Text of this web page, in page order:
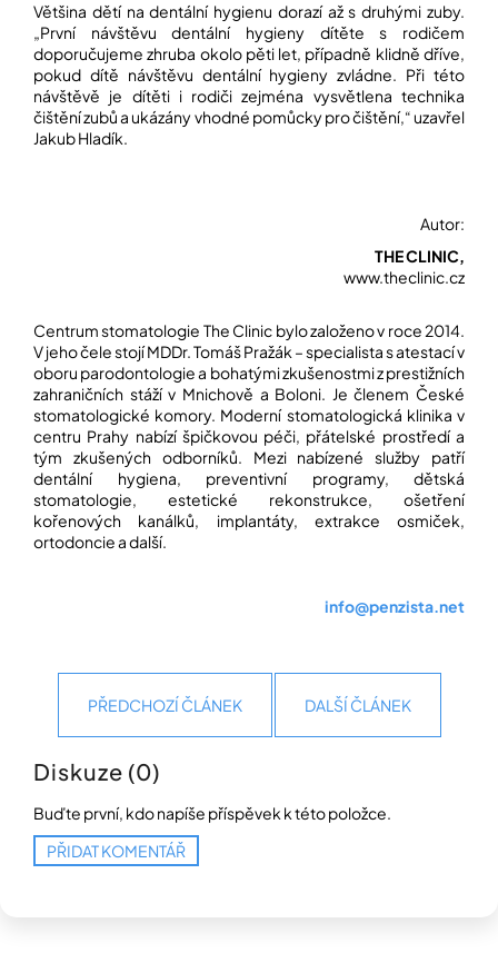
Většina dětí na dentální hygienu dorazí až s druhými zuby.
„První návštěvu dentální hygieny dítěte s rodičem
doporučujeme zhruba okolo pěti let, případně klidně dříve,
pokud dítě návštěvu dentální hygieny zvládne. Při této
návštěvě je dítěti i rodiči zejména vysvětlena technika
čištění zubů a ukázány vhodné pomůcky pro čištění,“ uzavřel
Jakub Hladík.
Autor:
THE CLINIC,
www.theclinic.cz
Centrum stomatologie The Clinic bylo založeno v roce 2014.
V jeho čele stojí MDDr. Tomáš Pražák – specialista s atestací v
oboru parodontologie a bohatými zkušenostmi z prestižních
zahraničních stáží v Mnichově a Boloni. Je členem České
stomatologické komory. Moderní stomatologická klinika v
centru Prahy nabízí špičkovou péči, přátelské prostředí a
tým zkušených odborníků. Mezi nabízené služby patří
dentální hygiena, preventivní programy, dětská
stomatologie, estetické rekonstrukce, ošetření
kořenových kanálků, implantáty, extrakce osmiček,
ortodoncie a další.
info@penzista.net
PŘEDCHOZÍ ČLÁNEK DALŠÍ ČLÁNEK
Diskuze (0)
Buďte první, kdo napíše příspěvek k této položce.
PŘIDAT KOMENTÁŘ